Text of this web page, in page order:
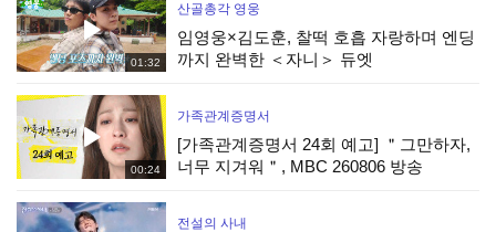
01:32
산골총각 영웅
임영웅×김도훈, 찰떡 호흡 자랑하며 엔딩
까지 완벽한 ＜자니＞ 듀엣
00:24
가족관계증명서
[가족관계증명서 24회 예고] ＂그만하자,
너무 지겨워＂, MBC 260806 방송
전설의 사내